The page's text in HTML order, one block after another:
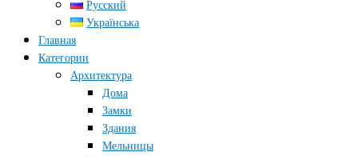
Русский
Українська
Главная
Категории
Архитектура
Дома
Замки
Здания
Мельницы